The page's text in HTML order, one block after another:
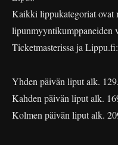
Kaikki lippukategoriat ovat
lipunmyyntikumppaneiden
Ticketmasterissa ja
Yhden päivän liput alk.
Kahden päivän liput alk.
Kolmen päivän liput alk.